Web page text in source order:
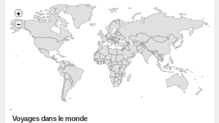
•
+
−
Voyages dans le monde